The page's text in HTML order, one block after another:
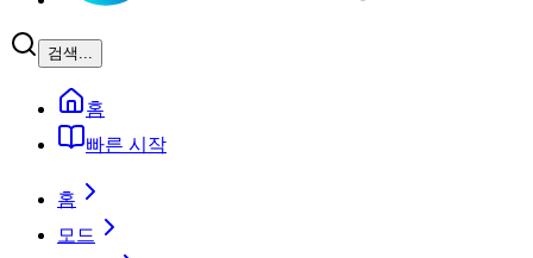
검색...
홈
빠른 시작
홈
모드